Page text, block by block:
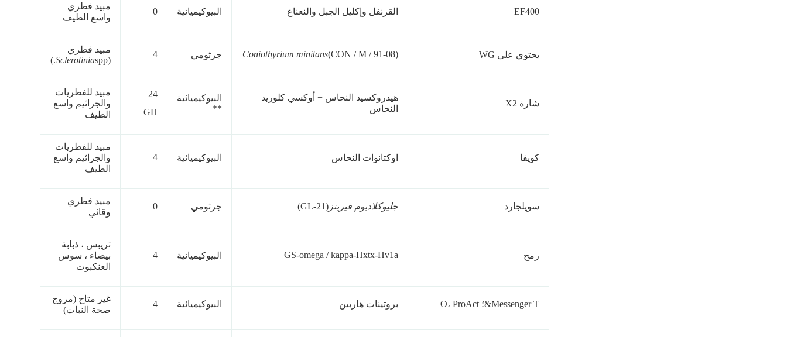
EF400 القرنفل وإكليل الجبل والنعناع البيوكيميائية 0
مبيد فطري
واسع الطيف
يحتوي على WG Coniothyrium minitans(CON / M / 91-08) جرثومي 4
مبيد فطري
(
Sclerotiniaspp.)
شارة X2
هيدروكسيد النحاس + أوكسي كلوريد
النحاس
البيوكيميائية
**
24
GH
مبيد للفطريات
والجراثيم واسع
الطيف
كويفا اوكتانوات النحاس البيوكيميائية 4
مبيد للفطريات
والجراثيم واسع
الطيف
سويلجارد جليوكلاديوم فيرينز (GL-21) جرثومي 0
مبيد فطري
وقائي
رمح GS-omega / kappa-Hxtx-Hv1a البيوكيميائية 4
تريبس ، ذبابة
بيضاء ، سوس
العنكبوت
Messenger T&؛ O، ProAct بروتينات هاربين البيوكيميائية 4
غير متاح (مروج
صحة النبات)